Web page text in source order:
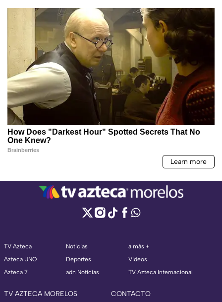
TV Azteca
Azteca UNO
Azteca 7
Noticias
Deportes
adn Noticias
a más +
Videos
TV Azteca Internacional
TV AZTECA MORELOS CONTACTO